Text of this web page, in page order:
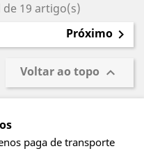
19 artigo(s)
Próximo 
Voltar ao topo 
paga de transporte